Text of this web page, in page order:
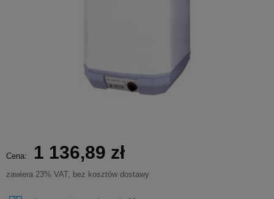
Cena: 1 136,89 zł
zawiera 23% VAT, bez kosztów dostawy